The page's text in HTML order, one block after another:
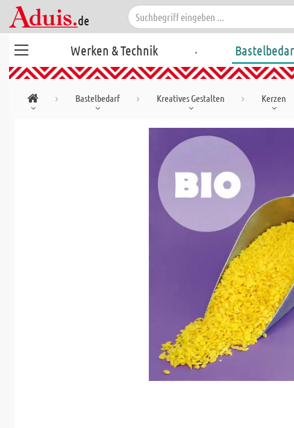
Werken & Technik .
Bastelbedarf Kreatives Gestalten Kerzen